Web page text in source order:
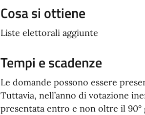
Cosa si ottiene
Liste elettorali aggiunte
Tempi e scadenze
Le domande possono essere
Tuttavia, nell’anno di votazione
presentata entro e non oltre il